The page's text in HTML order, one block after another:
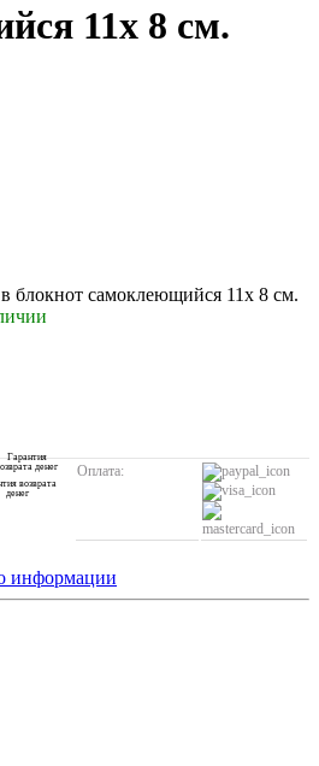
11х 8 см.
блокнот самоклеющийся 11х 8 см.
возврата
денег
Оплата:
информации